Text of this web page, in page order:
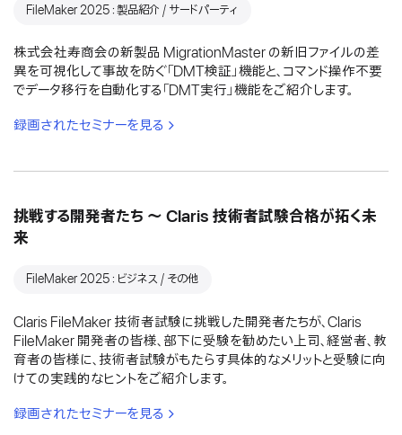
FileMaker 2025：製品紹介 / サードパーティ
株式会社寿商会の新製品 MigrationMaster の新旧ファイルの差
異を可視化して事故を防ぐ「DMT検証」機能と、コマンド操作不要
でデータ移行を自動化する「DMT実行」機能をご紹介します。
録画されたセミナーを見る
挑戦する開発者たち 〜 Claris 技術者試験合格が拓く未
来
FileMaker 2025：ビジネス / その他
Claris FileMaker 技術者試験に挑戦した開発者たちが、Claris
FileMaker 開発者の皆様、部下に受験を勧めたい上司、経営者、教
育者の皆様に、技術者試験がもたらす具体的なメリットと受験に向
けての実践的なヒントをご紹介します。
録画されたセミナーを見る